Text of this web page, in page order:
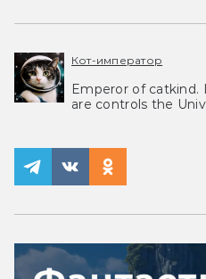
Кот-император
Emperor of catkind.
are controls the